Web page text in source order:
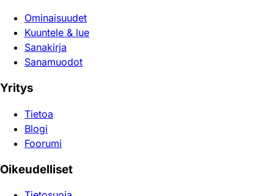
Ominaisuudet
Kuuntele & lue
Sanakirja
Sanamuodot
Yritys
Tietoa
Blogi
Foorumi
Oikeudelliset